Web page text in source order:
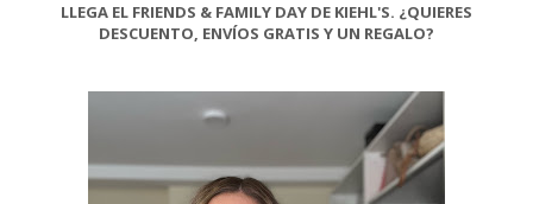
LLEGA EL FRIENDS & FAMILY DAY DE KIEHL'S. ¿QUIERES
DESCUENTO, ENVÍOS GRATIS Y UN REGALO?